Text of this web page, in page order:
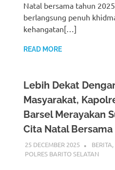
Natal bersama tahun
berlangsung penuh
kehangatan[…]
READ MORE
Lebih Dekat
Masyarakat,
Barsel Merayakan
Cita Natal Bersama
25 DECEMBER 2025 BERITA,
POLRES BARITO SELATAN